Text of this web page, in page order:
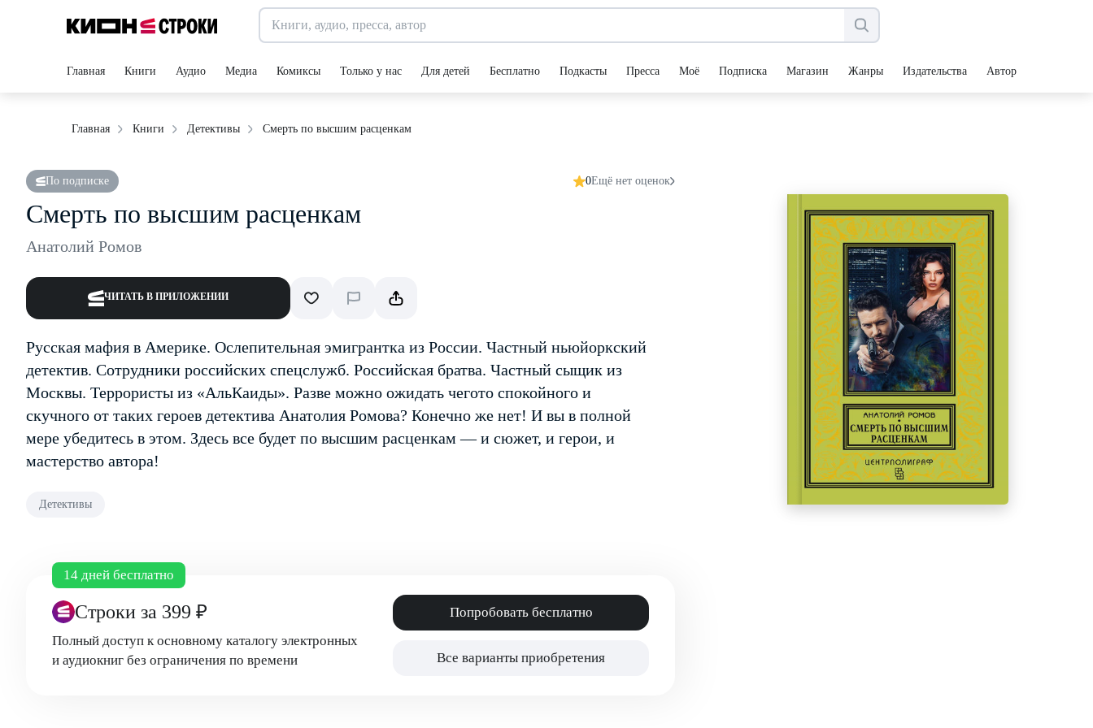
Главная Книги Аудио Медиа Комиксы Только у нас Для детей Бесплатно Подкасты Пресса Моё Подписка Магазин Жанры Издательства Авторы
Главная Книги Детективы Смерть по высшим расценкам
По подписке 0Ещё нет оценок
Смерть по высшим расценкам
Анатолий Ромов
ЧИТАТЬ В ПРИЛОЖЕНИИ
Русская мафия в Америке. Ослепительная эмигрантка из России. Частный нью­йоркский
детектив. Сотрудники российских спецслужб. Российская братва. Частный сыщик из
Москвы. Террористы из «Аль­Каиды». Разве можно ожидать чего­то спокойного и
скучного от таких героев детектива Анатолия Ромова? Конечно же нет! И вы в полной
мере убедитесь в этом. Здесь все будет по высшим расценкам — и сюжет, и герои, и
мастерство автора!
Детективы
14 дней бесплатно
Строки за 399 ₽
Полный доступ к основному каталогу электронных
и аудиокниг без ограничения по времени
Попробовать бесплатно
Все варианты приобретения